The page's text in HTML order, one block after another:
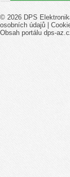
© 2026 DPS
osobních údajů
Obsah portálu dps-